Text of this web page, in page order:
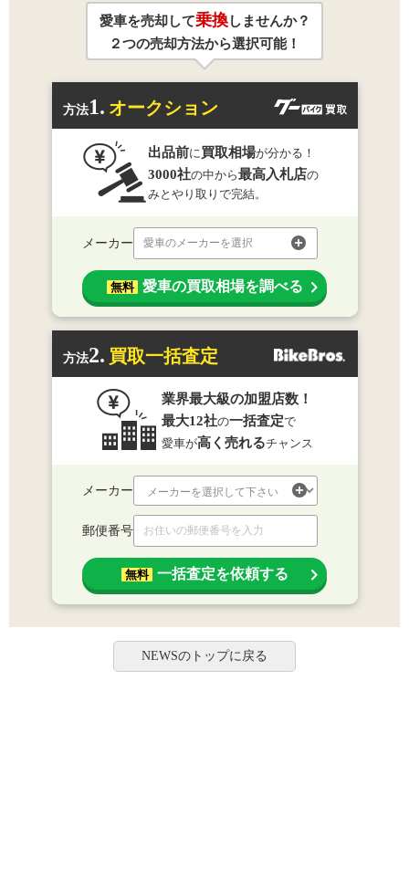
愛車を売却して乗換しませんか？
２つの売却方法から選択可能！
方法1. オークション
出品前に買取相場が分かる！
3000社の中から最高入札店の
みとやり取りで完結。
メーカー 愛車のメーカーを選択
無料 愛車の買取相場を調べる
方法2. 買取一括査定
業界最大級の加盟店数！
最大12社の一括査定で
愛車が高く売れるチャンス
メーカー
郵便番号
無料 一括査定を依頼する
NEWSのトップに戻る